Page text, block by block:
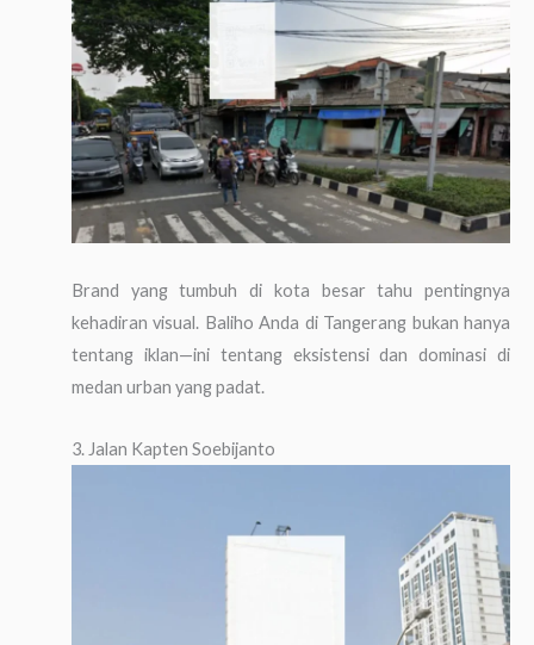
Brand yang tumbuh di kota besar tahu pentingnya
kehadiran visual. Baliho Anda di Tangerang bukan hanya
tentang iklan—ini tentang eksistensi dan dominasi di
medan urban yang padat.
3. Jalan Kapten Soebijanto